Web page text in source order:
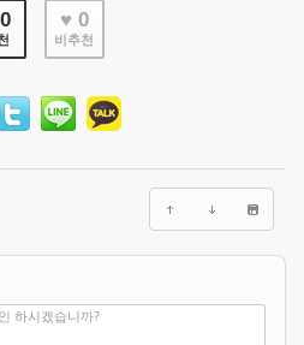
♥ 0
비추천
하시겠습니까?